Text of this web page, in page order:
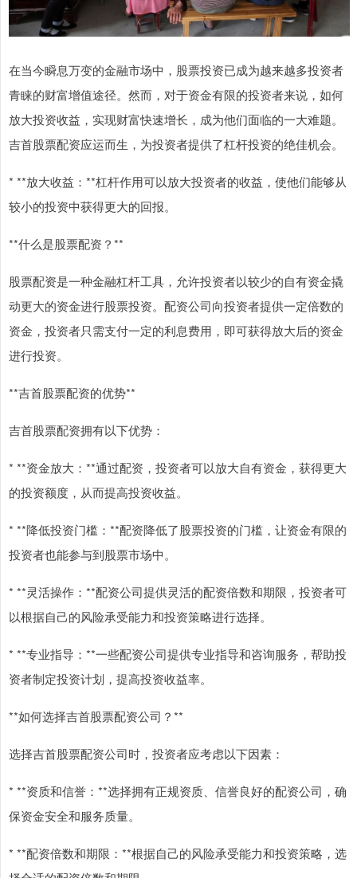
在当今瞬息万变的金融市场中，股票投资已成为越来越多投资者
青睐的财富增值途径。然而，对于资金有限的投资者来说，如何
放大投资收益，实现财富快速增长，成为他们面临的一大难题。
吉首股票配资应运而生，为投资者提供了杠杆投资的绝佳机会。
* **放大收益：**杠杆作用可以放大投资者的收益，使他们能够从
较小的投资中获得更大的回报。
**什么是股票配资？**
股票配资是一种金融杠杆工具，允许投资者以较少的自有资金撬
动更大的资金进行股票投资。配资公司向投资者提供一定倍数的
资金，投资者只需支付一定的利息费用，即可获得放大后的资金
进行投资。
**吉首股票配资的优势**
吉首股票配资拥有以下优势：
* **资金放大：**通过配资，投资者可以放大自有资金，获得更大
的投资额度，从而提高投资收益。
* **降低投资门槛：**配资降低了股票投资的门槛，让资金有限的
投资者也能参与到股票市场中。
* **灵活操作：**配资公司提供灵活的配资倍数和期限，投资者可
以根据自己的风险承受能力和投资策略进行选择。
* **专业指导：**一些配资公司提供专业指导和咨询服务，帮助投
资者制定投资计划，提高投资收益率。
**如何选择吉首股票配资公司？**
选择吉首股票配资公司时，投资者应考虑以下因素：
* **资质和信誉：**选择拥有正规资质、信誉良好的配资公司，确
保资金安全和服务质量。
* **配资倍数和期限：**根据自己的风险承受能力和投资策略，选